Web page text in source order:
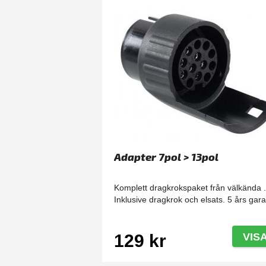
Adapter 7pol > 13pol
Komplett dragkrokspaket från välkända .
Inklusive dragkrok och elsats. 5 års
129 kr